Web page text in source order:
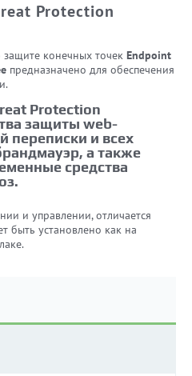
Protection
конечных точек Endpoint
предназначено для обеспечения
Protection
защиты web-
переписки и всех
а также
средства
и управлении, отличается
быть установлено как на